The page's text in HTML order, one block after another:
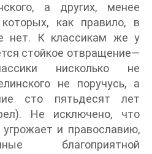
а других, менее
как правило, в
нет. К классикам же у
стойкое отвращение—
нисколько не
не поручусь, а
сто пятьдесят лет
Не исключено, что
и православию,
благоприятной